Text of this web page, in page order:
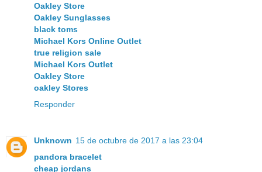
Oakley Store
Oakley Sunglasses
black toms
Michael Kors Online Outlet
true religion sale
Michael Kors Outlet
Oakley Store
oakley Stores
Responder
Unknown 15 de octubre de 2017 a las 23:04
pandora bracelet
cheap jordans